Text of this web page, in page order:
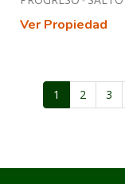
Ver Propiedad
Paginación
Página
actual
1 Page
2 Page
3